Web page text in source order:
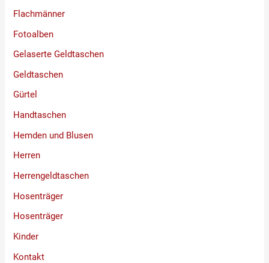
Flachmänner
Fotoalben
Gelaserte Geldtaschen
Geldtaschen
Gürtel
Handtaschen
Hemden und Blusen
Herren
Herrengeldtaschen
Hosenträger
Hosenträger
Kinder
Kontakt